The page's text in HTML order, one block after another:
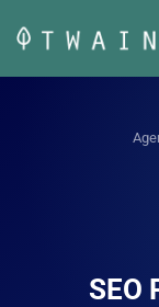
contenido
SEO